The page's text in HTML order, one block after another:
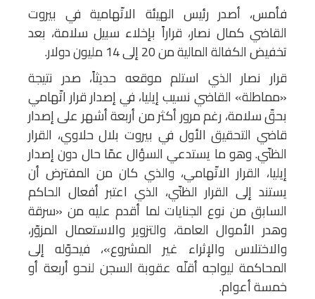
فأمس، أصدر رئيس الهيئة الاتّهامية في بيروت
القاضي كمال نصار، قراراً بإخلاء سبيل سلامة، بعد
تخفيض الكفالة المالية من 20 إلى 14 مليون دولار.
قرار نصار الذي استلم موقعه حديثاً، صدر نتيجة
«مماطلة» القاضي نسيب إيليا، في إصدار قرار اتّهامي
بحقّ سلامة، رغم مرور أكثر من أربعة أشهر على إصدار
قاضي التحقيق الأول في بيروت بلال حلاوي، القرار
الظنّي. وهو ما يستدعي السؤال عمّا حال دون إصدار
إيليا، القرار الاتّهامي، والذي كان من المفترض أن
يستند إلى القرار الظنّي، الذي اعتبر أفعال الحاكم
السابق من نوع الجنايات لما أقدم عليه من «سرقة
وهدر الأموال العامة، والتزوير والاستعمال المزوّر،
والاختلاس والإثراء غير المشروع»، فيحوّله إلى
المحاكمة ليواجه أقلّه عقوبة السجن لنحو أربعة أو
خمسة أعوام.